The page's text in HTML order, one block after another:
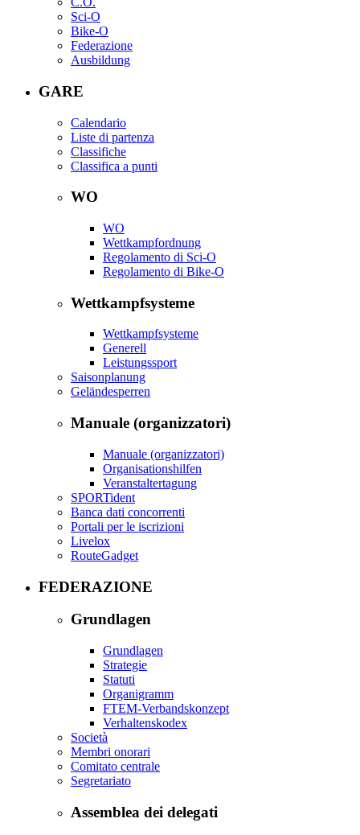
Sci-O
Bike-O
Federazione
Ausbildung
GARE
Calendario
Liste di partenza
Classifiche
Classifica a punti
WO
WO
Wettkampfordnung
Regolamento di Sci-O
Regolamento di Bike-O
Wettkampfsysteme
Wettkampfsysteme
Generell
Leistungssport
Saisonplanung
Geländesperren
Manuale (organizzatori)
Manuale (organizzatori)
Organisationshilfen
Veranstaltertagung
SPORTident
Banca dati concorrenti
Portali per le iscrizioni
Livelox
RouteGadget
FEDERAZIONE
Grundlagen
Grundlagen
Strategie
Statuti
Organigramm
FTEM-Verbandskonzept
Verhaltenskodex
Società
Membri onorari
Comitato centrale
Segretariato
Assemblea dei delegati